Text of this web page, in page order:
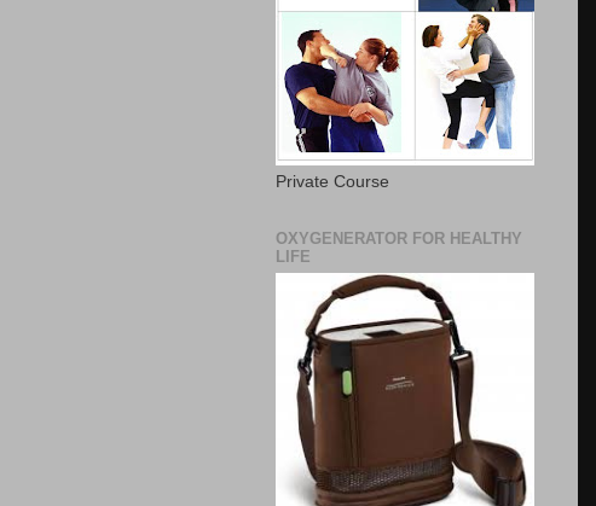
Private Course
OXYGENERATOR FOR HEALTHY
LIFE